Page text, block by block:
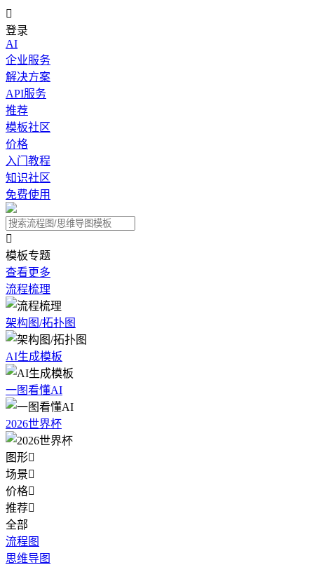

登录
AI
企业服务
解决方案
API服务
推荐
模板社区
价格
入门教程
知识社区
免费使用

模板专题
查看更多
流程梳理
架构图/拓扑图
AI生成模板
一图看懂AI
2026世界杯
图形
场景
价格
推荐
全部
流程图
思维导图